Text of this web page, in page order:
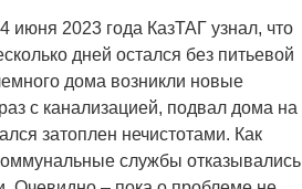
июня 2023 года КазТАГ узнал, что
дней остался без питьевой
дома возникли новые
с канализацией, подвал дома на
затоплен нечистотами. Как
службы отказывались